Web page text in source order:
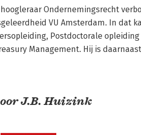
Ondernemingsrecht
VU Amsterdam. In dat
Postdoctorale
Management. Hij is
J.B. Huizink